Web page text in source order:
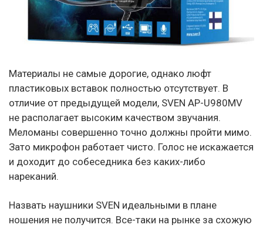
Материалы не самые дорогие, однако люфт
пластиковых вставок полностью отсутствует. В
отличие от предыдущей модели, SVEN AP-U980MV
не располагает высоким качеством звучания.
Меломаны совершенно точно должны пройти мимо.
Зато микрофон работает чисто. Голос не искажается
и доходит до собеседника без каких-либо
нареканий.
Назвать наушники SVEN идеальными в плане
ношения не получится. Все-таки на рынке за схожую